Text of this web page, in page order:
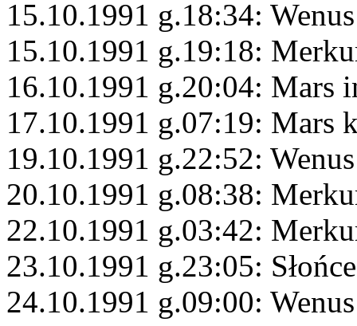
15.10.1991 g.18:34:
15.10.1991 g.19:18:
16.10.1991 g.20:04: Mars
17.10.1991 g.07:19: Mars
19.10.1991 g.22:52:
20.10.1991 g.08:38:
22.10.1991 g.03:42:
23.10.1991 g.23:05:
24.10.1991 g.09:00: